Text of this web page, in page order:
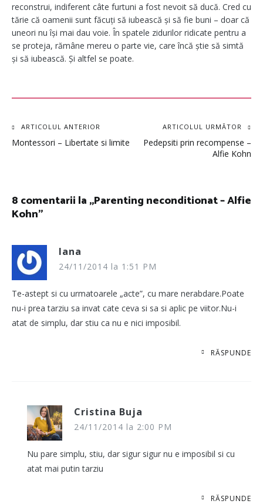
reconstrui, indiferent câte furtuni a fost nevoit să ducă. Cred cu
tărie că oamenii sunt făcuți să iubească și să fie buni – doar că
uneori nu își mai dau voie. În spatele zidurilor ridicate pentru a
se proteja, rămâne mereu o parte vie, care încă știe să simtă
și să iubească. Și altfel se poate.
Navigare
în
ARTICOLUL ANTERIOR
Montessori – Libertate si limite
ARTICOLUL URMĂTOR
Pedepsiti prin recompense –
Alfie Kohn
8 comentarii la „Parenting neconditionat – Alfie
Kohn”
Iana
24/11/2014 la 1:51 PM
Te-astept si cu urmatoarele „acte”, cu mare nerabdare.Poate
nu-i prea tarziu sa invat cate ceva si sa si aplic pe viitor.Nu-i
atat de simplu, dar stiu ca nu e nici imposibil.
RĂSPUNDE
Cristina Buja
24/11/2014 la 2:00 PM
Nu pare simplu, stiu, dar sigur sigur nu e imposibil si cu
atat mai putin tarziu
RĂSPUNDE